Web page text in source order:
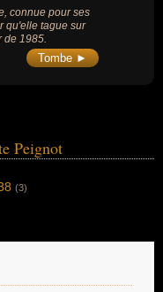
connue pour ses
qu'elle tague sur
de 1985.
Tombe ►
Peignot
(3)